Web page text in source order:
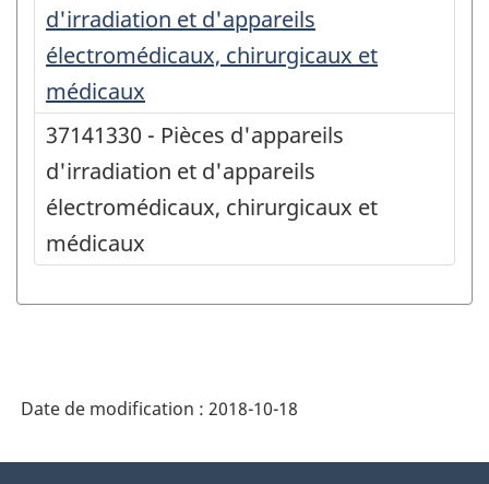
d'irradiation et d'appareils
électromédicaux, chirurgicaux et
médicaux
37141330 - Pièces d'appareils
d'irradiation et d'appareils
électromédicaux, chirurgicaux et
médicaux
Date de modification : 2018-10-18